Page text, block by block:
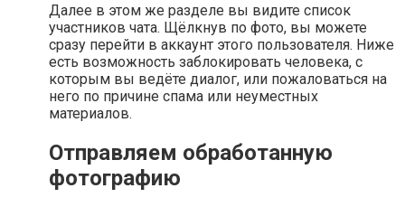
Далее в этом же разделе вы видите список
участников чата. Щёлкнув по фото, вы можете
сразу перейти в аккаунт этого пользователя. Ниже
есть возможность заблокировать человека, с
которым вы ведёте диалог, или пожаловаться на
него по причине спама или неуместных
материалов.
Отправляем обработанную
фотографию